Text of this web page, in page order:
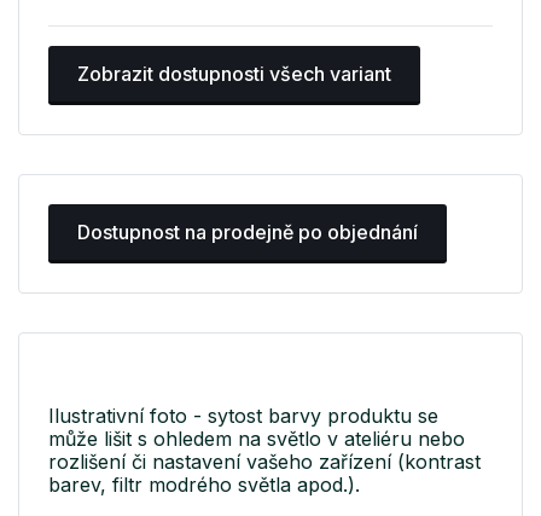
Zobrazit dostupnosti všech variant
Dostupnost na prodejně po objednání
Ilustrativní foto - sytost barvy produktu se
může lišit s ohledem na světlo v ateliéru nebo
rozlišení či nastavení vašeho zařízení (kontrast
barev, filtr modrého světla apod.).